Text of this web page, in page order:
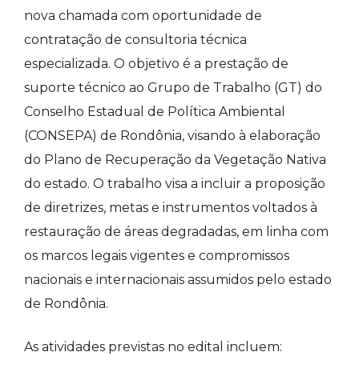
nova chamada com oportunidade de
contratação de consultoria técnica
especializada. O objetivo é a prestação de
suporte técnico ao Grupo de Trabalho (GT) do
Conselho Estadual de Política Ambiental
(CONSEPA) de Rondônia, visando à elaboração
do Plano de Recuperação da Vegetação Nativa
do estado. O trabalho visa a incluir a proposição
de diretrizes, metas e instrumentos voltados à
restauração de áreas degradadas, em linha com
os marcos legais vigentes e compromissos
nacionais e internacionais assumidos pelo estado
de Rondônia.
As atividades previstas no edital incluem: